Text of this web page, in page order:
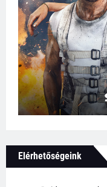
Elérhetőségeink